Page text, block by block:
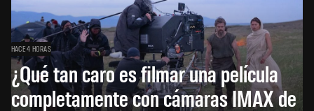
HACE 4 HORAS
¿Qué tan caro es filmar una película
completamente con cámaras IMAX de